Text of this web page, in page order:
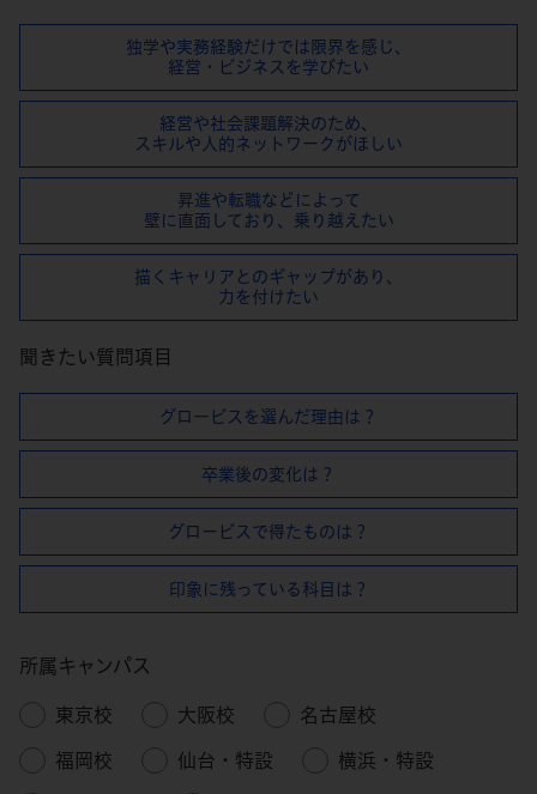
独学や実務経験だけでは限界を感じ、
経営・ビジネスを学びたい
経営や社会課題解決のため、
スキルや⼈的ネットワークがほしい
昇進や転職などによって
壁に直⾯しており、乗り越えたい
描くキャリアとのギャップがあり、
⼒を付けたい
聞きたい質問項目
グロービスを選んだ理由は？
卒業後の変化は？
グロービスで得たものは？
印象に残っている科目は？
所属キャンパス
東京校 大阪校 名古屋校
福岡校 仙台・特設 横浜・特設